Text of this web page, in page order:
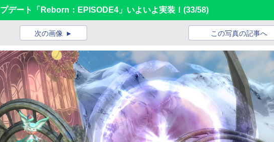
デート「Reborn：EPISODE4」いよいよ実装！ (33/58)
この写真の記事へ
次の画像